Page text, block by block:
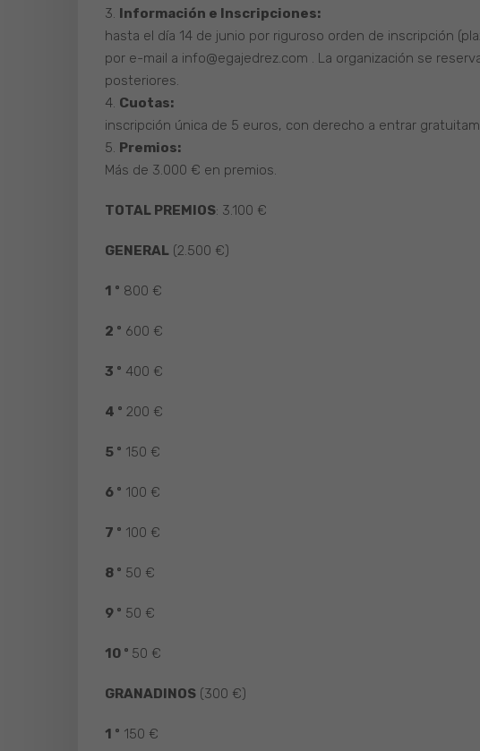
3. Información e Inscripciones:
hasta el día 14 de junio por riguroso orden de inscripción
por e-mail a info@egajedrez.com . La organización se
posteriores.
4. Cuotas:
inscripción única de 5 euros, con derecho a entrar
5. Premios:
Más de 3.000 € en premios.
TOTAL PREMIOS: 3.100 €
GENERAL (2.500 €)
1 º 800 €
2 º 600 €
3 º 400 €
4 º 200 €
5 º 150 €
6 º 100 €
7 º 100 €
8 º 50 €
9 º 50 €
10 º 50 €
GRANADINOS (300 €)
1 º 150 €